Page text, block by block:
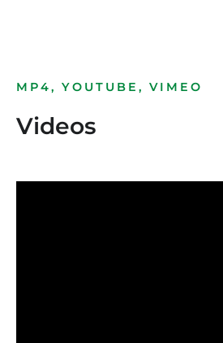
MP4, YOUTUBE, VIMEO
Videos